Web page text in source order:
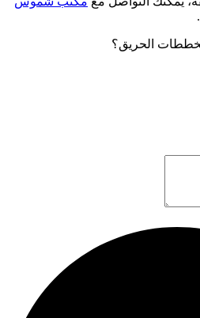
.
الحريق؟